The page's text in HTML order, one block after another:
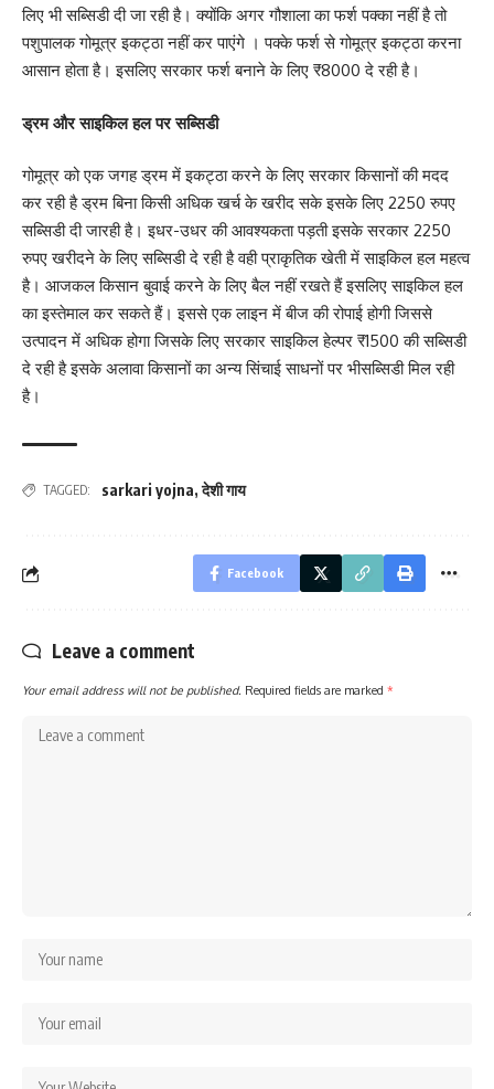
लिए भी सब्सिडी दी जा रही है। क्योंकि अगर गौशाला का फर्श पक्का नहीं है तो
पशुपालक गोमूत्र इकट्ठा नहीं कर पाएंगे । पक्के फर्श से गोमूत्र इकट्ठा करना
आसान होता है। इसलिए सरकार फर्श बनाने के लिए ₹8000 दे रही है।
ड्रम और साइकिल हल पर सब्सिडी
गोमूत्र को एक जगह ड्रम में इकट्ठा करने के लिए सरकार किसानों की मदद
कर रही है ड्रम बिना किसी अधिक खर्च के खरीद सके इसके लिए 2250 रुपए
सब्सिडी दी जारही है। इधर-उधर की आवश्यकता पड़ती इसके सरकार 2250
रुपए खरीदने के लिए सब्सिडी दे रही है वही प्राकृतिक खेती में साइकिल हल महत्व
है। आजकल किसान बुवाई करने के लिए बैल नहीं रखते हैं इसलिए साइकिल हल
का इस्तेमाल कर सकते हैं। इससे एक लाइन में बीज की रोपाई होगी जिससे
उत्पादन में अधिक होगा जिसके लिए सरकार साइकिल हेल्पर ₹1500 की सब्सिडी
दे रही है इसके अलावा किसानों का अन्य सिंचाई साधनों पर भीसब्सिडी मिल रही
है।
TAGGED: sarkari yojna,देशी गाय
Facebook
Leave a comment
Your email address will not be published. Required fields are marked *